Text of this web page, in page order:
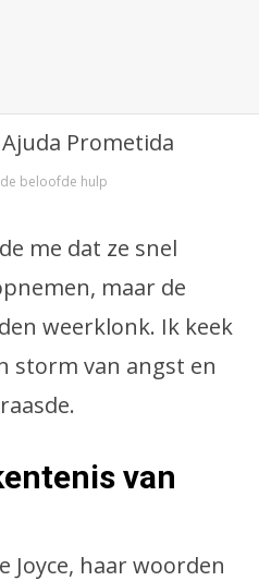
beloofde hulp
me dat ze snel
maar de
weerklonk. Ik keek
storm van angst en
van
Joyce, haar woorden